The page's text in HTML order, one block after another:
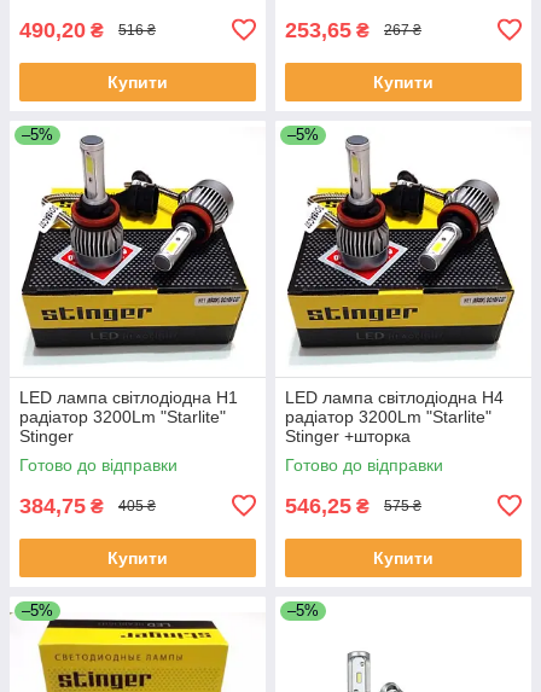
490,20 ₴ 516 ₴
Купити
253,65 ₴ 267 ₴
Купити
–5%
LED лампа світлодіодна H1
радіатор 3200Lm "Starlite"
Stinger
/COB/36W/5500K/IP65/8-48v
(1шт)
Готово до відправки
384,75 ₴ 405 ₴
Купити
–5%
LED лампа світлодіодна H4
радіатор 3200Lm "Starlite"
Stinger +шторка
/COB/36W/5500K/IP65/8-48v
(1шт)
Готово до відправки
546,25 ₴ 575 ₴
Купити
–5% –5%